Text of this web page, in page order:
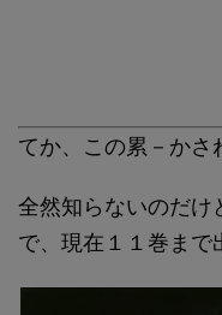
てか、この累－かさ
全然知らないのだけ
で、現在１１巻まで